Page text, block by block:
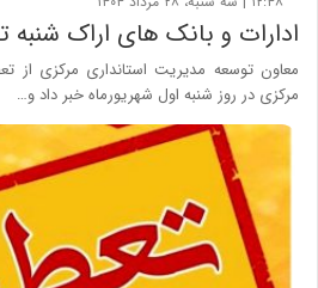
ادارات و بانک های اراک
معاون توسعه مدیریت استانداری مرکزی از
مرکزی در روز شنبه اول شهریورماه خبر داد و…